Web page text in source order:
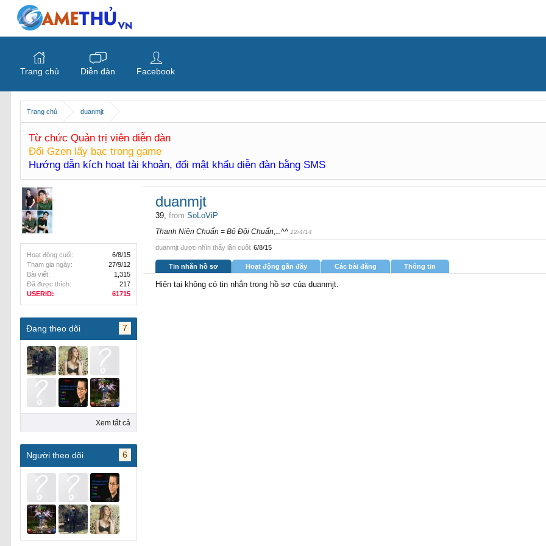
Trang chủ duanmjt
Từ chức Quản trị viên diễn đàn
Đổi Gzen lấy bạc trong game
Hướng dẫn kích hoạt tài khoản, đổi mật khẩu diễn đàn bằng SMS
Hoạt động cuối:
6/8/15
Tham gia ngày:
27/9/12
Bài viết:
1,315
Đã được thích:
217
USERID:
61715
Đang theo dõi 7
Xem tất cả
Người theo dõi 6
duanmjt
39,from SoLoViP
Thanh Niên Chuẩn = Bộ Đội Chuẩn,...^^12/4/14
duanmjt được nhìn thấy lần cuối: 6/8/15
Tin nhắn hồ sơ Hoạt động gần đây Các bài đăng Thông tin
Hiện tại không có tin nhắn trong hồ sơ của duanmjt.
Trang chủ Diễn đàn Facebook